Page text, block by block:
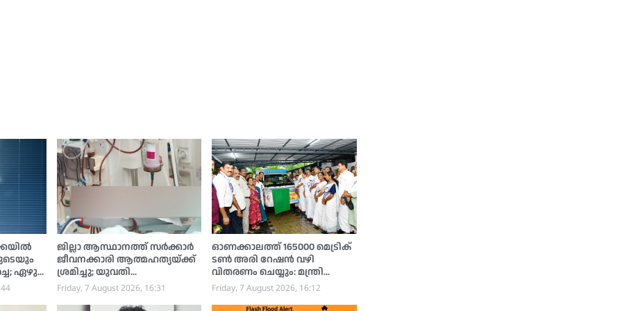
ഏഴു
ജില്ലാ ആസ്ഥാനത്ത് സര്‍ക്കാര്‍
ജീവനക്കാരി ആത്മഹത്യയ്ക്ക്
ശ്രമിച്ചു; യുവതി
ആശുപത്രിയില്‍
Friday, 7 August 2026, 16:31
ഓണക്കാലത്ത് 165000 മെട്രിക്
ടണ്‍ അരി റേഷന്‍ വഴി
വിതരണം ചെയ്യും: മന്ത്രി
അനൂപ് ജേക്കബ്
Friday, 7 August 2026, 16:12